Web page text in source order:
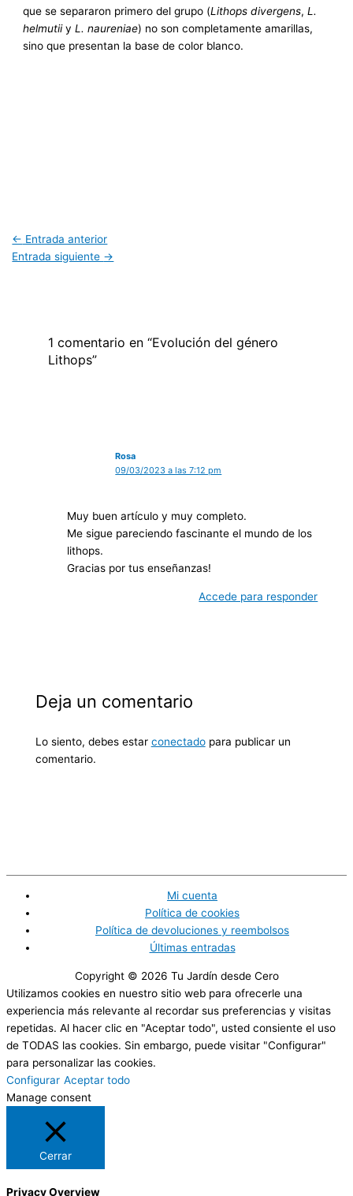
que se separaron primero del grupo (Lithops divergens,L.
helmutiiyL. naureniae) no son completamente amarillas,
sino que presentan la base de color blanco.
← Entrada anterior
Entrada siguiente →
1 comentario en “Evolución del género
Lithops”
Rosa
09/03/2023 a las 7:12 pm
Muy buen artículo y muy completo.
Me sigue pareciendo fascinante el mundo de los
lithops.
Gracias por tus enseñanzas!
Accede para responder
Deja un comentario
Lo siento, debes estar conectadopara publicar un
comentario.
Mi cuenta
Política de cookies
Política de devoluciones y reembolsos
Últimas entradas
Copyright © 2026 Tu Jardín desde Cero
Utilizamos cookies en nuestro sitio web para ofrecerle una
experiencia más relevante al recordar sus preferencias y visitas
repetidas. Al hacer clic en "Aceptar todo", usted consiente el uso
de TODAS las cookies. Sin embargo, puede visitar "Configurar"
para personalizar las cookies.
Configurar Aceptar todo
Manage consent
Cerrar
Privacy Overview